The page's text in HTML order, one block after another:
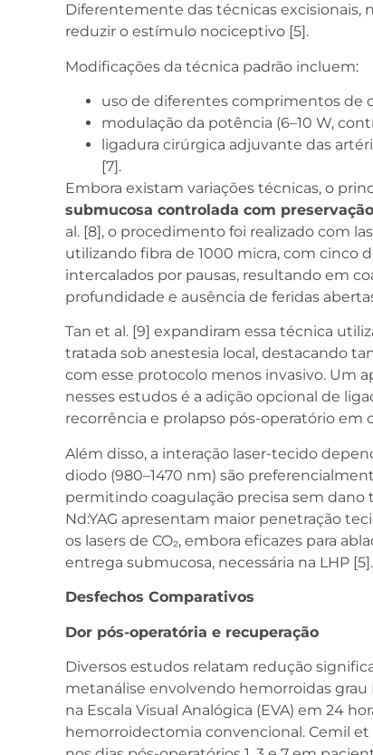
Diferentemente das técnicas excisionais,
reduzir o estímulo nociceptivo [5].
Modificações da técnica padrão incluem:
uso de diferentes comprimentos de
modulação da potência (6–10 W,
ligadura cirúrgica adjuvante das
[7].
Embora existam variações técnicas, o
submucosa controlada com
al. [8], o procedimento foi realizado com
utilizando fibra de 1000 micra, com cinco
intercalados por pausas, resultando em
profundidade e ausência de feridas
Tan et al. [9] expandiram essa técnica
tratada sob anestesia local, destacando
com esse protocolo menos invasivo. Um
nesses estudos é a adição opcional de
recorrência e prolapso pós-operatório em
Além disso, a interação laser-tecido
diodo (980–1470 nm) são
permitindo coagulação precisa sem dano
Nd:YAG apresentam maior penetração
os lasers de CO₂, embora eficazes para
entrega submucosa, necessária na LHP [5].
Desfechos Comparativos
Dor pós-operatória e recuperação
Diversos estudos relatam redução
metanálise envolvendo hemorroidas grau
na Escala Visual Analógica (EVA) em 24
hemorroidectomia convencional. Cemil